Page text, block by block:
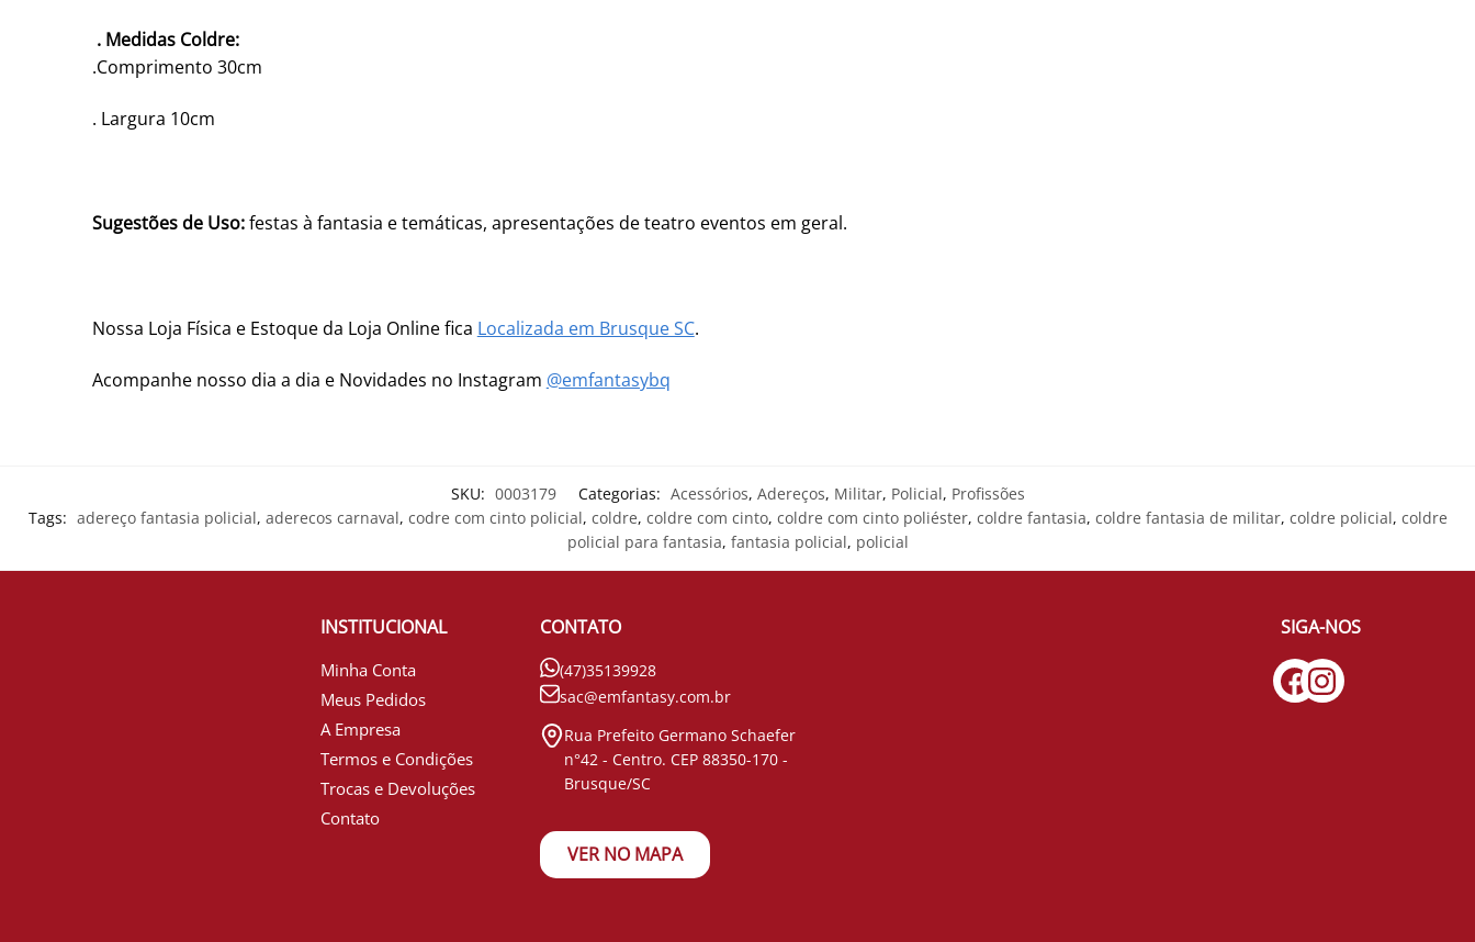
. Medidas Coldre:
.Comprimento 30cm
. Largura 10cm
Sugestões de Uso:festas à fantasia e temáticas, apresentações de teatro eventos em geral.
Nossa Loja Física e Estoque da Loja Online fica Localizada em Brusque SC.
Acompanhe nosso dia a dia e Novidades no Instagram @emfantasybq
SKU: 0003179 Categorias: Acessórios, Adereços, Militar, Policial, Profissões
Tags: adereço fantasia policial, aderecos carnaval, codre com cinto policial, coldre, coldre com cinto, coldre com cinto poliéster, coldre fantasia, coldre fantasia de militar, coldre policial, coldre
policial para fantasia, fantasia policial, policial
INSTITUCIONAL
Minha Conta
Meus Pedidos
A Empresa
Termos e Condições
Trocas e Devoluções
Contato
CONTATO
(47)35139928
sac@emfantasy.com.br
Rua Prefeito Germano Schaefer
n°42 - Centro. CEP 88350-170 -
Brusque/SC
VER NO MAPA
SIGA-NOS